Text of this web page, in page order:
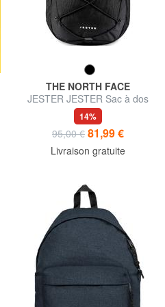
THE NORTH FACE
JESTER JESTER Sac à dos
pour ordinateur portable de
15’’
14%
95,00 € 81,99 €
Livraison gratuite